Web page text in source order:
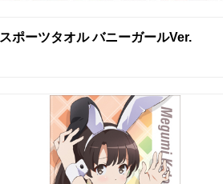
スポーツタオル バニーガールVer.